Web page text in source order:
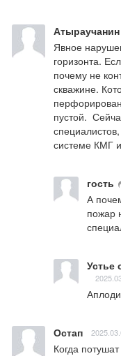
Атыраучанин
Явное
горизонта.
почему не
скважине.
пустой.
системе КМГ
гость
А
пожар
Устье
Остап
Когда